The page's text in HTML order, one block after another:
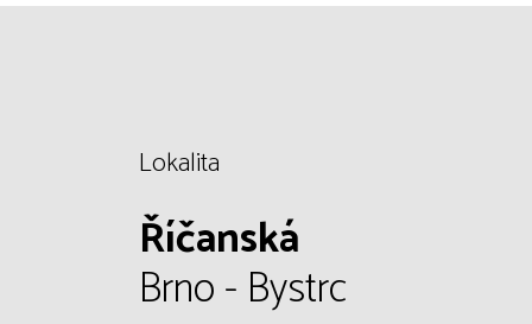
Lokalita
Říčanská
Brno - Bystrc